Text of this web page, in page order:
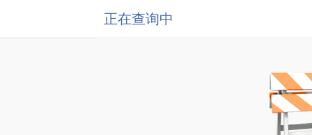
正在查询中